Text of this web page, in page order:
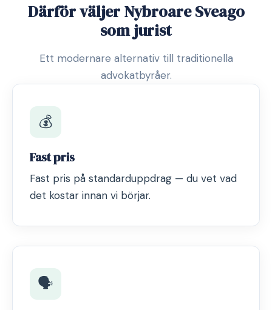
Därför väljer Nybroare Sveago
som jurist
Ett modernare alternativ till traditionella
advokatbyråer.
💰
Fast pris
Fast pris på standarduppdrag — du vet vad
det kostar innan vi börjar.
🗣️